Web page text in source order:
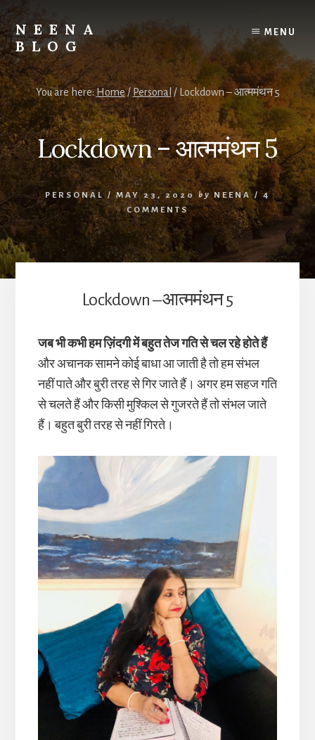
to
content
to
footer
NEENA
BLOG
Her
Thoughts
&
Musings
MENU
You are here:Home/ Personal /Lockdown – आत्ममंथन 5
Lockdown – आत्ममंथन 5
PERSONAL/ MAY 23, 2020 by NEENA /4
COMMENTS
Lockdown – आत्ममंथन 5
जब भी कभी हम ज़िंदगी में बहुत तेज गति से चल रहे होते हैं
और अचानक सामने कोई बाधा आ जाती है तो हम संभल
नहीं पाते और बुरी तरह से गिर जाते हैं। अगर हम सहज गति
से चलते हैं और किसी मुश्किल से गुजरते हैं तो संभल जाते
हैं। बहुत बुरी तरह से नहीं गिरते।